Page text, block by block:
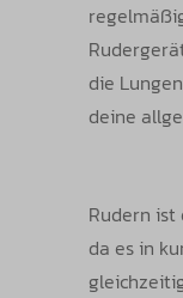
die
deine
Rudern
da es in